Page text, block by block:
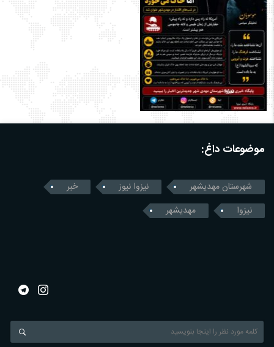
موضوعات داغ:
شهرستان مهدیشهر نیزوا نیوز
خبر
نیزوا
مهدیشهر